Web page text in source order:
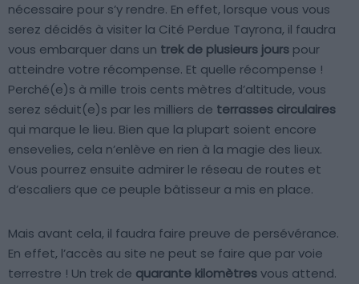
nécessaire pour s’y rendre. En effet, lorsque vous vous
serez décidés à visiter la Cité Perdue Tayrona, il faudra
vous embarquer dans un trek de plusieurs jours pour
atteindre votre récompense. Et quelle récompense !
Perché(e)s à mille trois cents mètres d’altitude, vous
serez séduit(e)s par les milliers de terrasses circulaires
qui marque le lieu. Bien que la plupart soient encore
ensevelies, cela n’enlève en rien à la magie des lieux.
Vous pourrez ensuite admirer le réseau de routes et
d’escaliers que ce peuple bâtisseur a mis en place.
Mais avant cela, il faudra faire preuve de persévérance.
En effet, l’accès au site ne peut se faire que par voie
terrestre ! Un trek de quarante kilomètresvous attend.